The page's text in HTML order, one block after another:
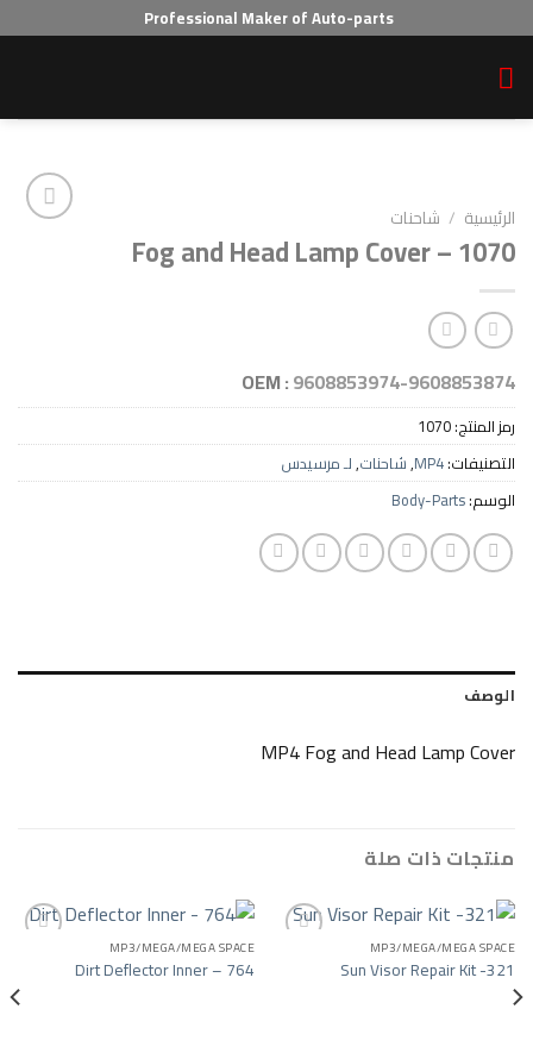
Professional Maker of Auto-parts
شاحنات
Fog and Head Lamp
OEM :9608853974-
,شاحنات,لـ مرسيدس
Body-
MP4 Fog and Head
صلة
Add to wishlist
MP3/
Sun Visor
to wishlist
MP3/MEGA/MEGA SPACE
Dirt Deflector Inner – 764